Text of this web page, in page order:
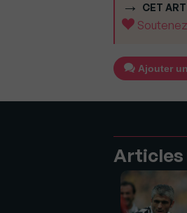
CET
Ajouter
Articles